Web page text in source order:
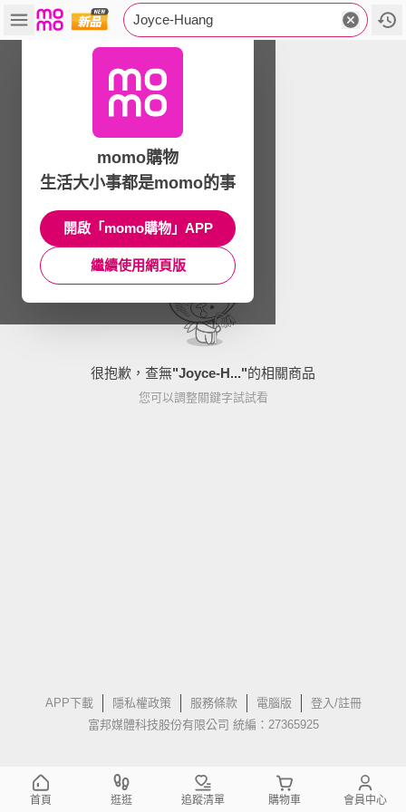
Joyce-Huang
很抱歉，查無"Joyce-H..."的相關商品
您可以調整關鍵字試試看
APP下載 隱私權政策 服務條款 電腦版
登入/註冊
富邦媒體科技股份有限公司 統編：27365925
momo購物
生活大小事都是momo的事
開啟「momo購物」APP
繼續使用網頁版
首頁 逛逛 追蹤清單 購物車 會員中心